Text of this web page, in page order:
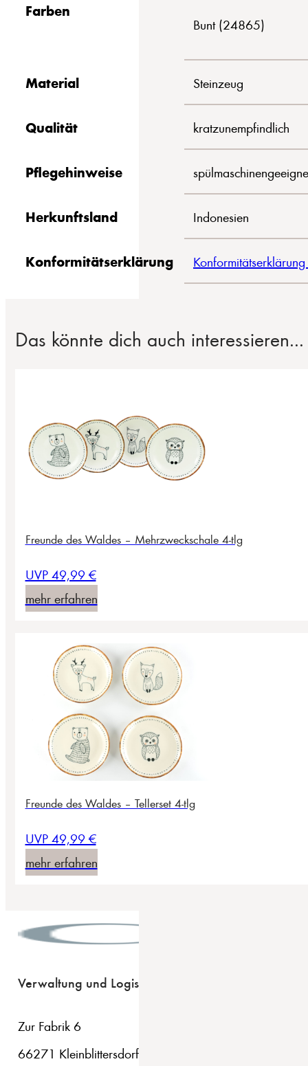
Farben
Bunt (24865)
Material Steinzeug
Qualität kratzunempfindlich
Pflegehinweise
Herkunftsland Indonesien
Konformitätserklärung
Das könnte dich auch interessieren...
Freunde des Waldes – Mehrzweckschale 4-tlg
UVP 49,99 €
mehr erfahren
Freunde des Waldes – Tellerset 4-tlg
UVP 49,99 €
mehr erfahren
Verwaltung und Logistik
Zur Fabrik 6
66271 Kleinblittersdorf